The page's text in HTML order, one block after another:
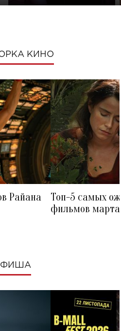
КИНО
Райана
Топ-5 самых
фильмов